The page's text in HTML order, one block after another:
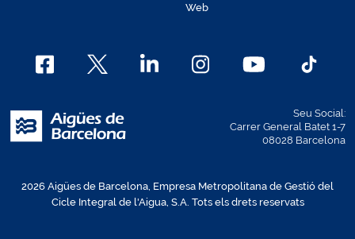
Web
Seu Social:
Carrer General Batet 1-7
08028 Barcelona
2026 Aigües de Barcelona, Empresa Metropolitana de Gestió del
Cicle Integral de l'Aigua, S.A. Tots els drets reservats